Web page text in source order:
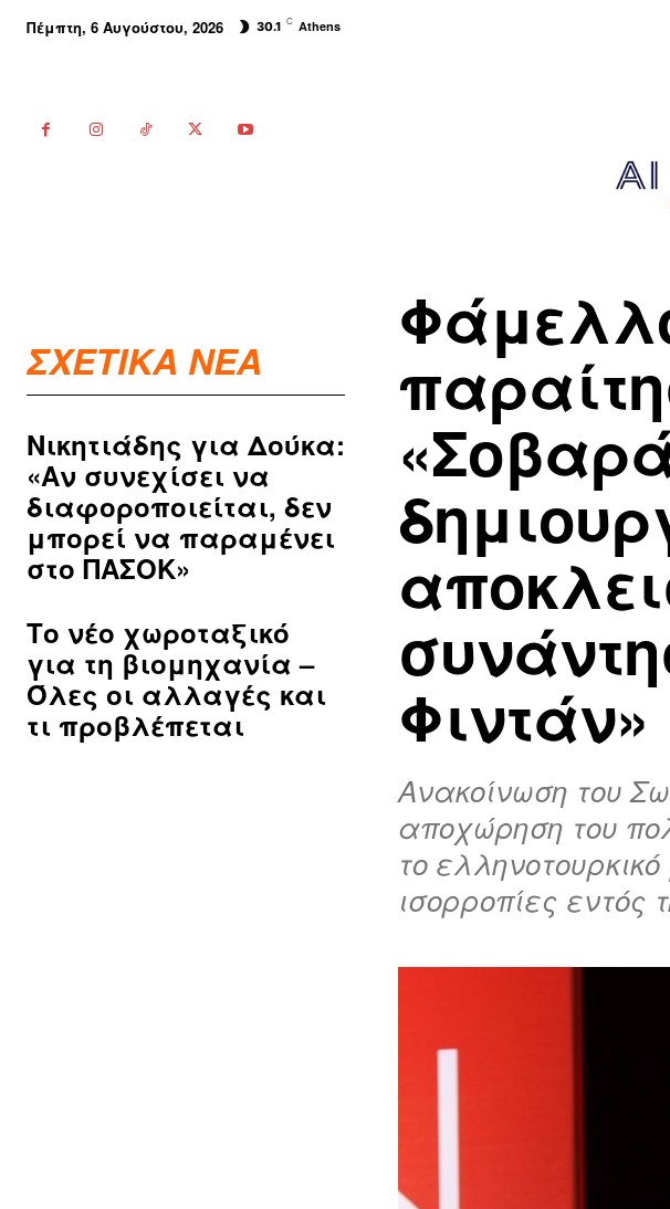
Πέμπτη, 6 Αυγούστου, 2026 30.1 C Athens
ΣΧΕΤΙΚΑ ΝΕΑ
Νικητιάδης για Δούκα:
«Αν συνεχίσει να
διαφοροποιείται, δεν
μπορεί να παραμένει
στο ΠΑΣΟΚ»
Το νέο χωροταξικό
για τη βιομηχανία –
Όλες οι αλλαγές και
τι προβλέπεται
Φιντάν»
Ανακοίνωση του
αποχώρηση του
το
ισορροπίες εντός